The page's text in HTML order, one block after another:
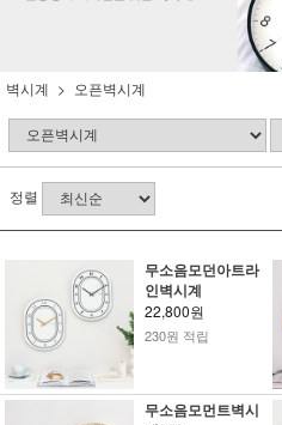
벽시계 오픈벽시계
정렬
무소음모던아트라
인벽시계
22,800원
230원 적립
무소음모먼트벽시